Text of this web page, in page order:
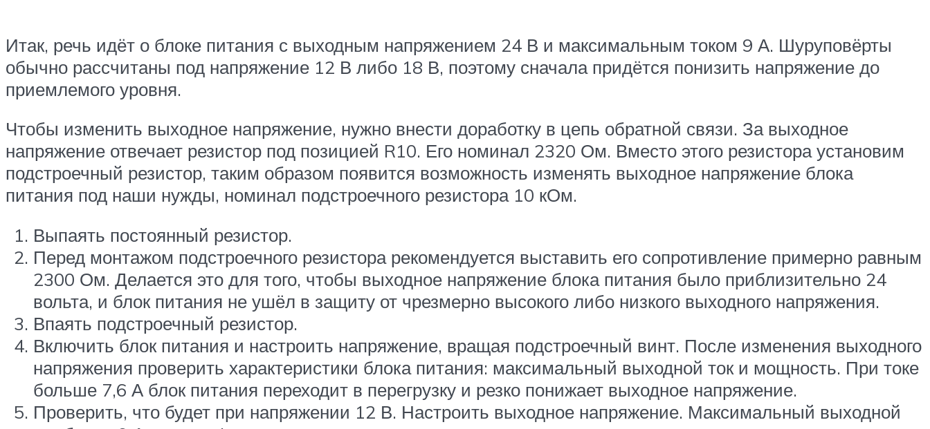
Итак, речь идёт о блоке питания с выходным напряжением 24 В и максимальным током 9 А. Шуруповёрты
обычно рассчитаны под напряжение 12 В либо 18 В, поэтому сначала придётся понизить напряжение до
приемлемого уровня.
Чтобы изменить выходное напряжение, нужно внести доработку в цепь обратной связи. За выходное
напряжение отвечает резистор под позицией R10. Его номинал 2320 Ом. Вместо этого резистора установим
подстроечный резистор, таким образом появится возможность изменять выходное напряжение блока
питания под наши нужды, номинал подстроечного резистора 10 кОм.
Выпаять постоянный резистор.
Перед монтажом подстроечного резистора рекомендуется выставить его сопротивление примерно равным
2300 Ом. Делается это для того, чтобы выходное напряжение блока питания было приблизительно 24
вольта, и блок питания не ушёл в защиту от чрезмерно высокого либо низкого выходного напряжения.
Впаять подстроечный резистор.
Включить блок питания и настроить напряжение, вращая подстроечный винт. После изменения выходного
напряжения проверить характеристики блока питания: максимальный выходной ток и мощность. При токе
больше 7,6 А блок питания переходит в перегрузку и резко понижает выходное напряжение.
Проверить, что будет при напряжении 12 В. Настроить выходное напряжение. Максимальный выходной